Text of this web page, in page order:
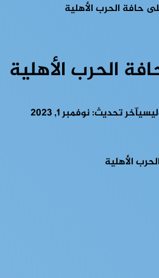
حافة الحرب الأهلية
الحرب الأهلية
آخر تحديث: نوفمبر 1, 2023